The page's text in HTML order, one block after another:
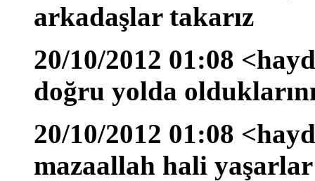
arkadaşlar takarız
20/10/2012 01:08
doğru yolda
20/10/2012 01:08
mazaallah hali yaşarlar